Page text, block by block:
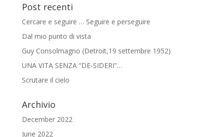
Post recenti
Cercare e seguire … Seguire e perseguire
Dal mio punto di vista
Guy Consolmagno (Detroit,19 settembre 1952)
UNA VITA SENZA “DE-SIDERI”…
Scrutare il cielo
Archivio
December 2022
June 2022